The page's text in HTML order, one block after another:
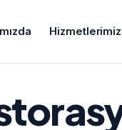
Hizmetlerimiz